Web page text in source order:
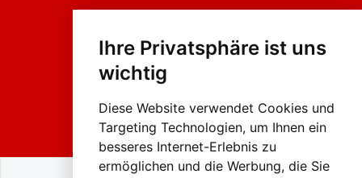
Ihre Privatsphäre ist uns
wichtig
Diese Website verwendet Cookies und
Targeting Technologien, um Ihnen ein
besseres Internet-Erlebnis zu
ermöglichen und die Werbung, die Sie
sumzug
Liezen